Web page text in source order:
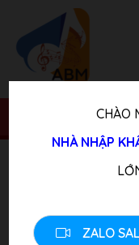
Sản phẩm
Lọc sản phẩm
CHÀO
NHÀ NHẬP
ZALO